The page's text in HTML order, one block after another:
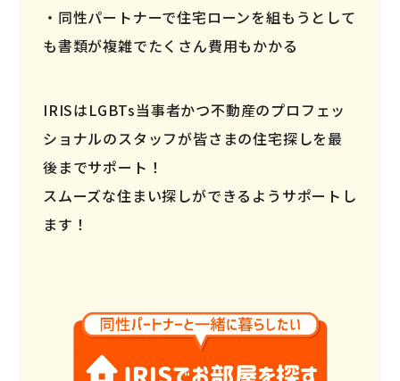
同性パートナーで住宅ローンを組もうとして
も書類が複雑でたくさん費用もかかる
IRISはLGBTs当事者かつ不動産のプロフェッ
ショナルのスタッフが皆さまの住宅探しを最
後までサポート！
スムーズな住まい探しができるようサポートし
ます！